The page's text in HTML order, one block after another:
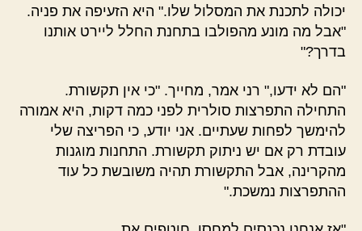
יכולה לתכנת את המסלול שלו." היא הזעיפה את פניה.
"אבל מה מונע מהפולבו בתחנת החלל ליירט אותנו
בדרך?"
"הם לא ידעו," רני אמר, מחייך. "כי אין תקשורת.
התחילה התפרצות סולרית לפני כמה דקות, היא אמורה
להימשך לפחות שעתיים. אני יודע, כי הפריצה שלי
עובדת רק אם יש ניתוק תקשורת. התחנות מוגנות
מהקרינה, אבל התקשורת תהיה משובשת כל עוד
ההתפרצות נמשכת."